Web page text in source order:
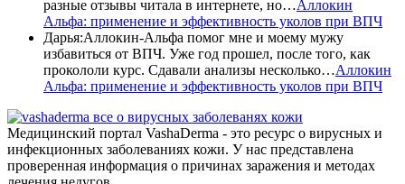
разные отзывы читала в интернете, но…Аллокин
Альфа: применение и эффективность уколов при ВПЧ
Дарья:Аллокин-Альфа помог мне и моему мужу
избавиться от ВПЧ. Уже год прошел, после того, как
прокололи курс. Сдавали анализы несколько…Аллокин
Альфа: применение и эффективность уколов при ВПЧ
все о вирусных заболеванях кожи
Медицинский портал VashaDerma - это ресурс о вирусных и
инфекционных заболеваниях кожи. У нас представлена
проверенная информация о причинах заражения и методах